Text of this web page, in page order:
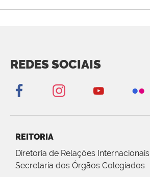
REDES SOCIAIS
REITORIA
Diretoria de Relações Internacionais
Secretaria dos Órgãos Colegiados